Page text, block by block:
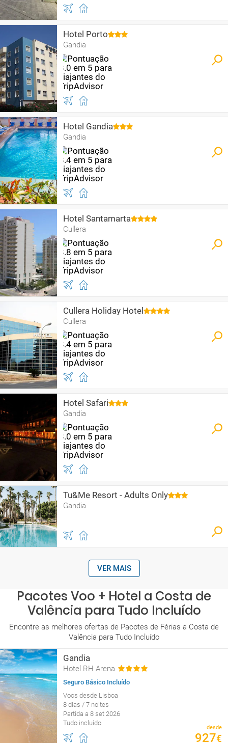
Hotel Porto
Gandia
Hotel Gandia
Gandia
Hotel Santamarta
Cullera
Cullera Holiday Hotel
Cullera
Hotel Safari
Gandia
Tu&Me Resort - Adults Only
Gandia
VER MAIS
Pacotes Voo + Hotel a Costa de
Valência para Tudo Incluído
Encontre as melhores ofertas de Pacotes de Férias a Costa de
Valência para Tudo Incluído
Gandia
Hotel RH Arena
Seguro Básico Incluído
Voos desde Lisboa
8 dias / 7 noites
Partida a 8 set 2026
Tudo incluído
desde
927€